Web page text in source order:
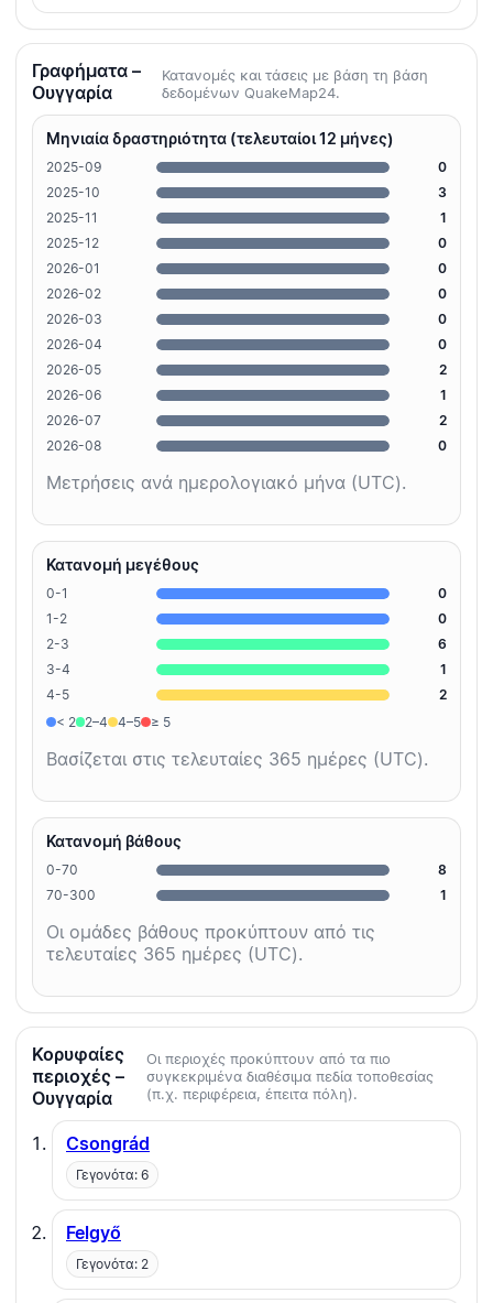
Γραφήματα –
Ουγγαρία
Κατανομές και τάσεις με βάση τη βάση
δεδομένων QuakeMap24.
Μηνιαία δραστηριότητα (τελευταίοι 12 μήνες)
2025-09
0
2025-10
3
2025-11
1
2025-12
0
2026-01
0
2026-02
0
2026-03
0
2026-04
0
2026-05
2
2026-06
1
2026-07
2
2026-08
0
Μετρήσεις ανά ημερολογιακό μήνα (UTC).
Κατανομή μεγέθους
0-1
0
1-2
0
2-3
6
3-4
1
4-5
2
< 2
2–4 4–5 ≥ 5
Βασίζεται στις τελευταίες 365 ημέρες (UTC).
Κατανομή βάθους
0-70
8
70-300
1
Οι ομάδες βάθους προκύπτουν από τις
τελευταίες 365 ημέρες (UTC).
Κορυφαίες
περιοχές –
Ουγγαρία
Οι περιοχές προκύπτουν από τα πιο
συγκεκριμένα διαθέσιμα πεδία τοποθεσίας
(π.χ. περιφέρεια, έπειτα πόλη).
Csongrád
Γεγονότα: 6
Felgyő
Γεγονότα: 2